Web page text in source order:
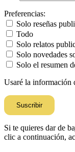
Preferencias:
Solo reseñas
Todo
Solo relatos
Solo novedades
Solo el resumen
Usaré la información
Si te quieres dar de
clic a continuación,